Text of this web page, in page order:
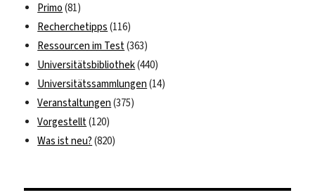
Primo (81)
Recherchetipps (116)
Ressourcen im Test(363)
Universitätsbibliothek(440)
Universitätssammlungen (14)
Veranstaltungen (375)
Vorgestellt(120)
Was ist neu? (820)